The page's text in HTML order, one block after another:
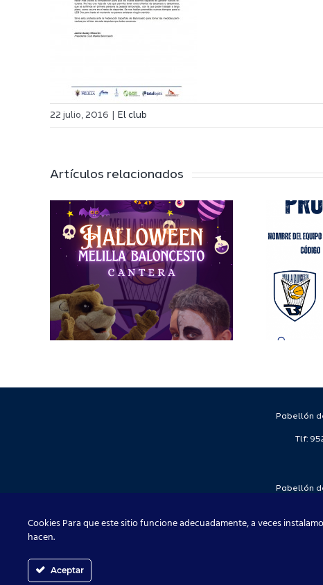
22 julio, 2016 El club
Artículos relacionados
Pabellón
Tlf:
Pabellón
Cookies Para que este sitio funcione adecuadamente, a veces
hacen.
Aceptar